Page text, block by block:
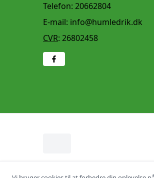
Telefon: 20662804
E-mail: info@humledrik.dk
CVR: 26802458